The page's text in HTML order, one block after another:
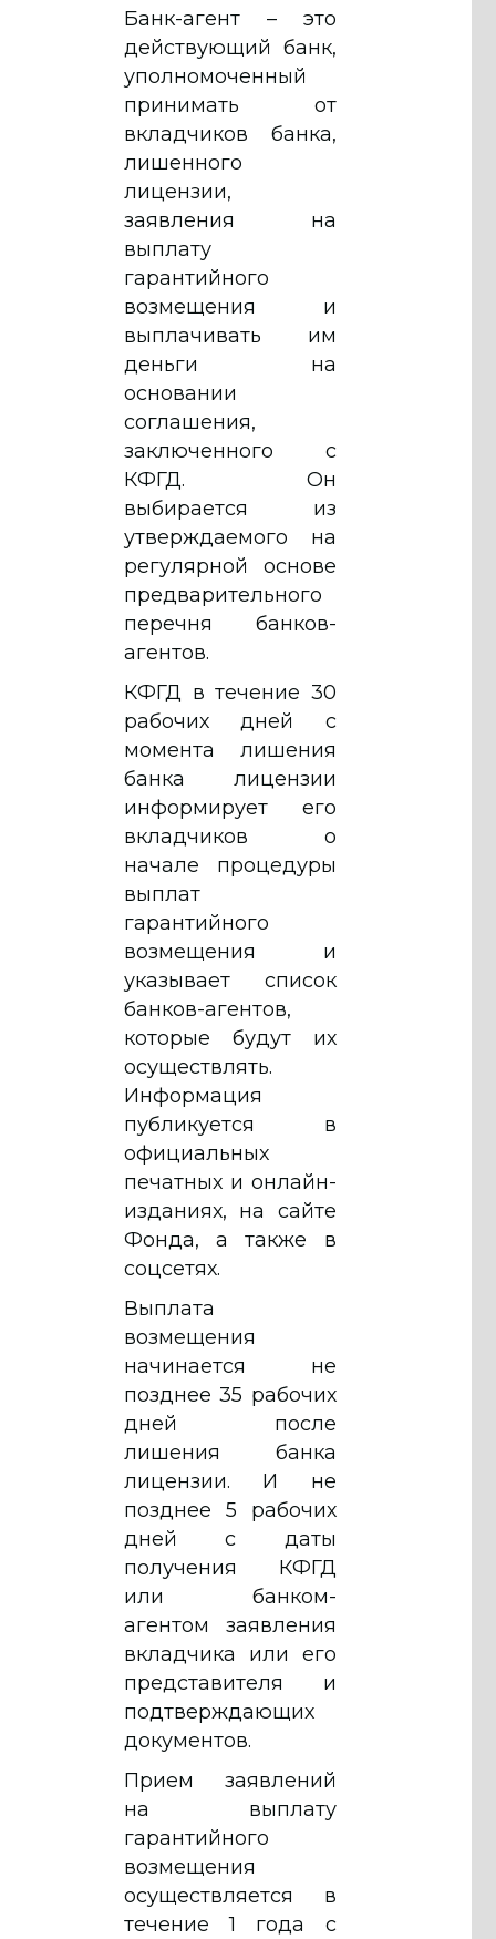
Банк-агент – это
действующий банк,
уполномоченный
принимать от
вкладчиков банка,
лишенного
лицензии,
заявления на
выплату
гарантийного
возмещения и
выплачивать им
деньги на
основании
соглашения,
заключенного с
КФГД. Он
выбирается из
утверждаемого на
регулярной основе
предварительного
перечня банков-
агентов.
КФГД в течение 30
рабочих дней с
момента лишения
банка лицензии
информирует его
вкладчиков о
начале процедуры
выплат
гарантийного
возмещения и
указывает список
банков-агентов,
которые будут их
осуществлять.
Информация
публикуется в
официальных
печатных и онлайн-
изданиях, на сайте
Фонда, а также в
соцсетях.
Выплата
возмещения
начинается не
позднее 35 рабочих
дней после
лишения банка
лицензии. И не
позднее 5 рабочих
дней с даты
получения КФГД
или банком-
агентом заявления
вкладчика или его
представителя и
подтверждающих
документов.
Прием заявлений
на выплату
гарантийного
возмещения
осуществляется в
течение 1 года с